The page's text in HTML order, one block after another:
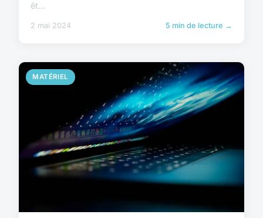
êt...
2 mai 2024 5 min de lecture →
MATÉRIEL